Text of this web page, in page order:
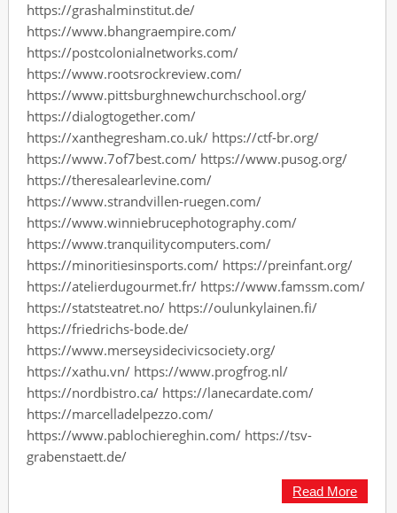
https://grashalminstitut.de/
https://www.bhangraempire.com/
https://postcolonialnetworks.com/
https://www.rootsrockreview.com/
https://www.pittsburghnewchurchschool.org/
https://dialogtogether.com/
https://xanthegresham.co.uk/ https://ctf-br.org/
https://www.7of7best.com/ https://www.pusog.org/
https://theresalearlevine.com/
https://www.strandvillen-ruegen.com/
https://www.winniebrucephotography.com/
https://www.tranquilitycomputers.com/
https://minoritiesinsports.com/ https://preinfant.org/
https://atelierdugourmet.fr/ https://www.famssm.com/
https://statsteatret.no/ https://oulunkylainen.fi/
https://friedrichs-bode.de/
https://www.merseysidecivicsociety.org/
https://xathu.vn/ https://www.progfrog.nl/
https://nordbistro.ca/ https://lanecardate.com/
https://marcelladelpezzo.com/
https://www.pablochiereghin.com/ https://tsv-
grabenstaett.de/
Read More